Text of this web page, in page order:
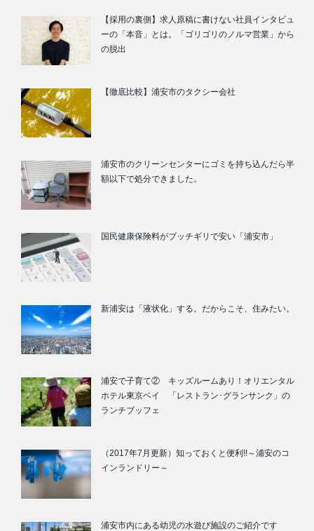
【採用の裏側】求人原稿に書けない社員インタビュ
ーの「本音」とは。「ゴリゴリのノルマ営業」から
の脱出
【徹底比較】浦安市のタクシー会社
浦安市のクリーンセンターにゴミを持ち込んだら半
額以下で処分できました。
国民健康保険料がブッチギリで安い「浦安市」
新浦安は「液状化」する。だからこそ、住みたい。
浦安で子育て② キッズルームあり！オリエンタル
ホテル東京ベイ 「レストラン･グランサンク」の
ランチブッフェ
（2017年7月更新）知っておくと便利!!～浦安のコ
インランドリー～
浦安市内にある幼児の水遊び施設のご紹介です